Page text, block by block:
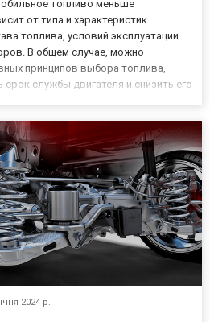
топливо меньше
от типа и характеристик
топлива, условий эксплуатации
В общем случае, можно
принципов выбора топлива,
службы двигателя и снизить его
2024 р.